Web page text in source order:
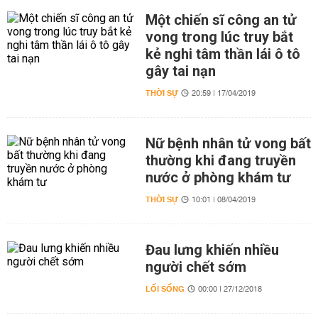
Một chiến sĩ công an tử
vong trong lúc truy bắt
kẻ nghi tâm thần lái ô tô
gây tai nạn
THỜI SỰ 20:59 | 17/04/2019
Nữ bệnh nhân tử vong bất
thường khi đang truyền
nước ở phòng khám tư
THỜI SỰ 10:01 | 08/04/2019
Đau lưng khiến nhiều
người chết sớm
LỐI SỐNG 00:00 | 27/12/2018